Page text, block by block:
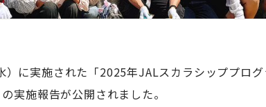
に実施された「2025年JALスカラシッププログ
実施報告が公開されました。